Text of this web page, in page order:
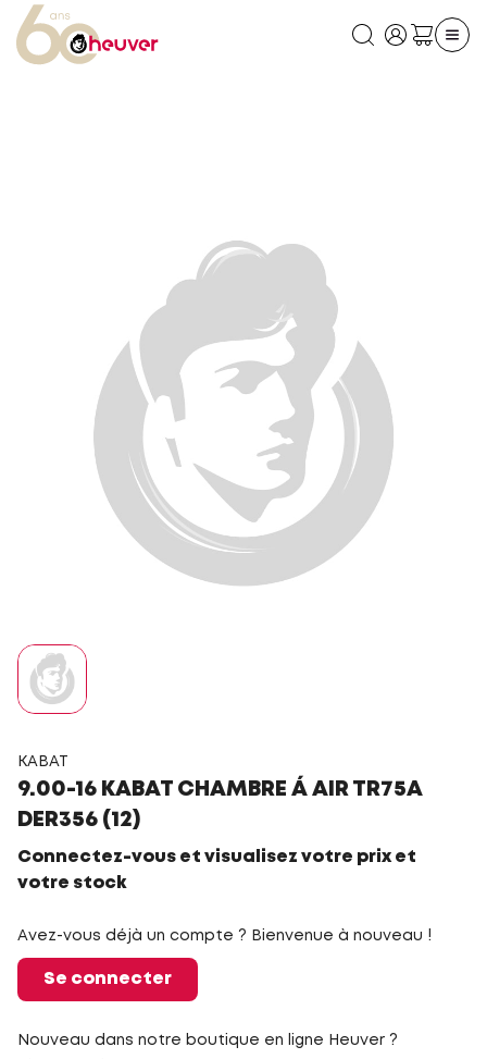
KABAT
9.00-16 KABAT CHAMBRE Á AIR TR75A
DER356 (12)
Connectez-vous et visualisez votre prix et
votre stock
Avez-vous déjà un compte ? Bienvenue à nouveau !
Se connecter
Nouveau dans notre boutique en ligne Heuver ?